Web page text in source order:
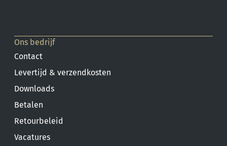
Ons bedrijf
Contact
Levertijd & verzendkosten
Downloads
Betalen
Retourbeleid
Vacatures